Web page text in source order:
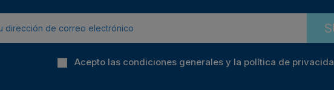
Acepto las condiciones generales y la política de